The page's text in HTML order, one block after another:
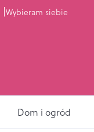
Wybieram siebie
Dom i ogród